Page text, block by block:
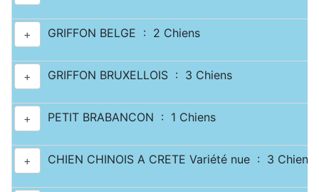
+ GRIFFON BELGE : 2 Chiens
+ GRIFFON BRUXELLOIS : 3 Chiens
+ PETIT BRABANCON : 1 Chiens
+ CHIEN CHINOIS A CRETE Variété nue : 3 Chiens